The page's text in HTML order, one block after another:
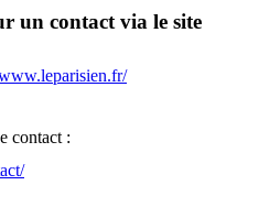
un contact via le site
contact :